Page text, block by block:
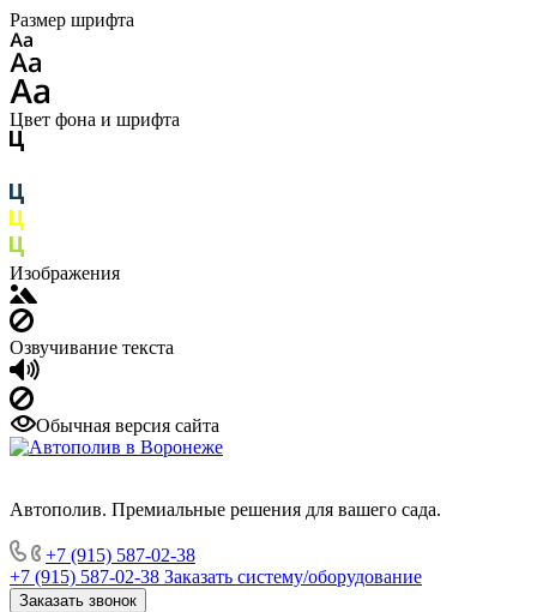
Размер шрифта
Цвет фона и шрифта
Изображения
Озвучивание текста
Обычная версия сайта
Автополив. Премиальные решения для вашего сада.
+7 (915) 587-02-38
+7 (915) 587-02-38 Заказать систему/оборудование
Заказать звонок